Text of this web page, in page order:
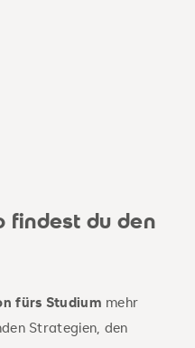
findest du den
fürs Studium mehr
Strategien, den